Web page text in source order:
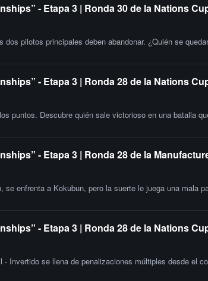
- Etapa 3 | Ronda 30 de la Nations
dos pilotos principales deben abandonar. ¿Quién se
- Etapa 3 | Ronda 28 de la Nations
puntos. Descubre quién sale victorioso en una batalla
- Etapa 3 | Ronda 28 de la
enfrenta a Kokubun, pero la suerte le juega una mala
- Etapa 3 | Ronda 28 de la Nations
- Invertido se llena de penalizaciones múltiples desde el